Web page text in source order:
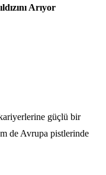
Arıyor
güçlü bir
de Avrupa pistlerinde